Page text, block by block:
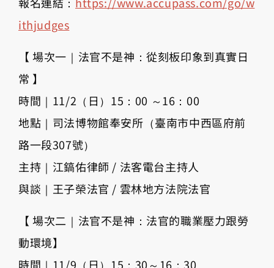
ithjudges
【 場次一｜法官不是神：從刻板印象到真實日
常 】
時間｜11/2（日）15：00 ～16：00
地點｜司法博物館奉安所（臺南市中西區府前
路一段307號）
主持｜江鎬佑律師 / 法客電台主持人
與談｜王子榮法官 / 雲林地方法院法官
【 場次二｜法官不是神：法官的職業壓力跟勞
動環境】
時間｜11/9（日）15：30～16：30